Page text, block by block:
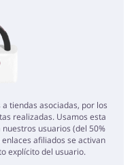
tiendas asociadas, por los
realizadas. Usamos esta
usuarios (del 50%
afiliados se activan
explícito del usuario.